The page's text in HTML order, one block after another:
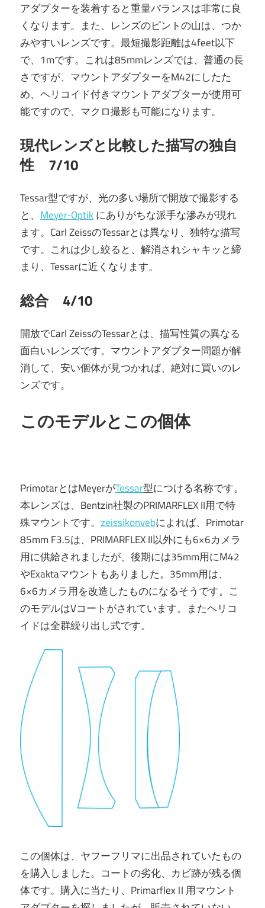
アダプターを装着すると重量バランスは非常に良
くなります。また、レンズのピントの山は、つか
みやすいレンズです。最短撮影距離は4feet以下
で、1mです。これは85mmレンズでは、普通の長
さですが、マウントアダプターをM42にしたた
め、ヘリコイド付きマウントアダプターが使用可
能ですので、マクロ撮影も可能になります。
現代レンズと比較した描写の独自
性 7/10
Tessar型ですが、光の多い場所で開放で撮影する
と、 Meyer-Optikにありがちな派手な滲みが現れ
ます。Carl ZeissのTessarとは異なり、独特な描写
です。これは少し絞ると、解消されシャキッと締
まり、Tessarに近くなります。
総合 4/10
開放でCarl ZeissのTessarとは、描写性質の異なる
面白いレンズです。マウントアダプター問題が解
消して、安い個体が見つかれば、絶対に買いのレ
ンズです。
このモデルとこの個体
PrimotarとはMeyerがTessar型につける名称です。
本レンズは、Bentzin社製のPRIMARFLEX II用で特
殊マウントです。 zeissikonvebによれば、Primotar
85mm F3.5は、PRIMARFLEX II以外にも6×6カメラ
用に供給されましたが、後期には35mm用にM42
やExaktaマウントもありました。35mm用は、
6×6カメラ用を改造したものになるそうです。こ
のモデルはVコートがされています。またヘリコ
イドは全群繰り出し式です。
この個体は、ヤフーフリマに出品されていたもの
を購入しました。コートの劣化、カビ跡が残る個
体です。購入に当たり、PrimarflexⅡ用マウント